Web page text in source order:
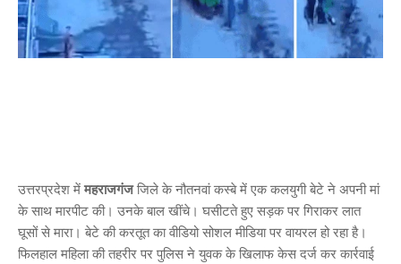
उत्तरप्रदेश में महराजगंजजिले के नौतनवां कस्बे में एक कलयुगी बेटे ने अपनी मां
के साथ मारपीट की। उनके बाल खींचे। घसीटते हुए सड़क पर गिराकर लात
घूसों से मारा। बेटे की करतूत का वीडियो सोशल मीडिया पर वायरल हो रहा है।
फिलहाल महिला की तहरीर पर पुलिस ने युवक के खिलाफ केस दर्ज कर कार्रवाई